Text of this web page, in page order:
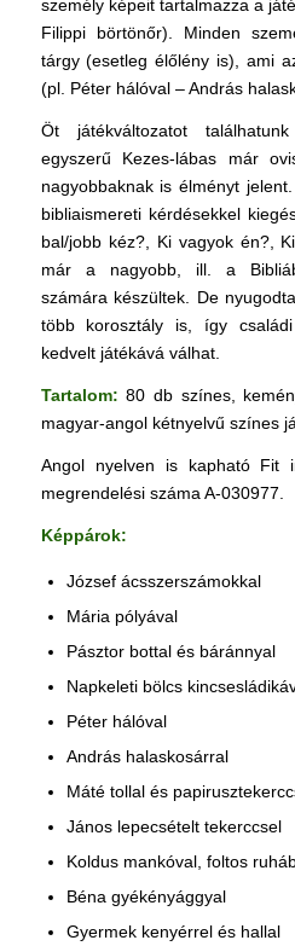
személy képeit tartalmazza a
Filippi börtönőr). Minden
tárgy (esetleg élőlény is), ami
(pl. Péter hálóval – András
Öt játékváltozatot
egyszerű Kezes-lábas már
nagyobbaknak is élményt
bibliaismereti kérdésekkel
bal/jobb kéz?, Ki vagyok én?,
már a nagyobb, ill. a
számára készültek. De
több korosztály is, így családi
kedvelt játékává válhat.
Tartalom: 80 db színes,
magyar-angol kétnyelvű színes
Angol nyelven is kapható Fit
megrendelési száma A-030977.
Képpárok:
József ácsszerszámokkal
Mária pólyával
Pásztor bottal és báránnyal
Napkeleti bölcs
Péter hálóval
András halaskosárral
Máté tollal és
János lepecsételt tekerccsel
Koldus mankóval, foltos
Béna gyékényággyal
Gyermek kenyérrel és hallal